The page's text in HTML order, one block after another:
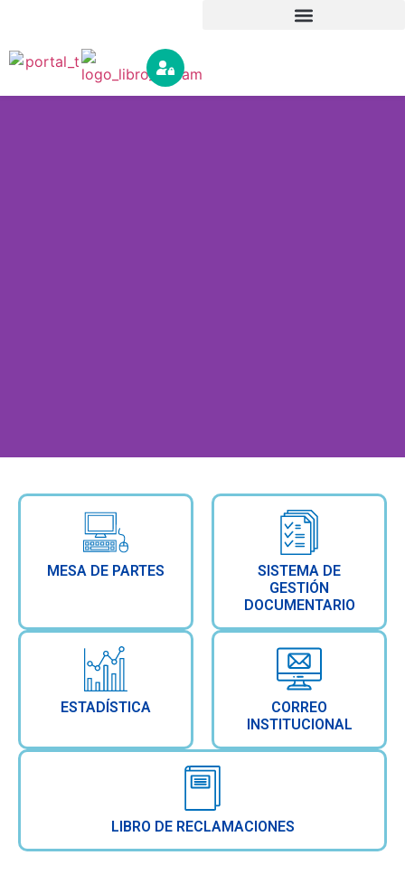
Bienvenidos a la
Red de Salud
Ver mas
MESA DE PARTES
SISTEMA DE
GESTIÓN
DOCUMENTARIO
ESTADÍSTICA
CORREO
INSTITUCIONAL
LIBRO DE RECLAMACIONES